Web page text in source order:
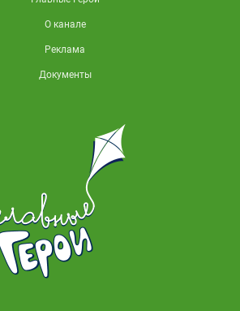
О канале
Реклама
Документы